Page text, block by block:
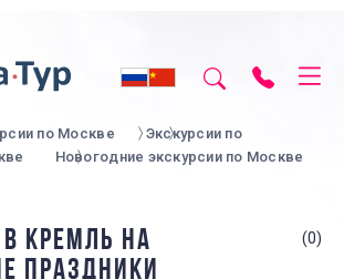
по Москве
Экскурсии по
Новогодние экскурсии по Москве
КРЕМЛЬ НА
ПРАЗДНИКИ
(0)